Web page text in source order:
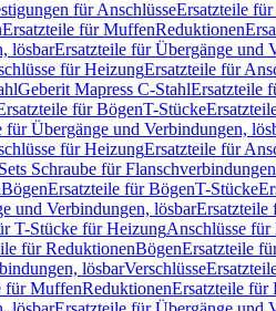
für AnschlüsseErsatzteile
Ersatzteile für MuffenReduktionen
lösbarErsatzteile für Übergänge und
für HeizungErsatzteile für
Geberit Mapress C-StahlErsatzteile
für BögenT-Stücke
für Übergänge und Verbindungen,
für HeizungErsatzteile für
Sets Schraube für Flanschverbindungen
BögenErsatzteile für BögenT-Stücke
und Verbindungen, lösbarErsatzteile
T-Stücke für HeizungAnschlüsse
für ReduktionenBögenErsatzteile
lösbarVerschlüsse
für MuffenReduktionenErsatzteile für